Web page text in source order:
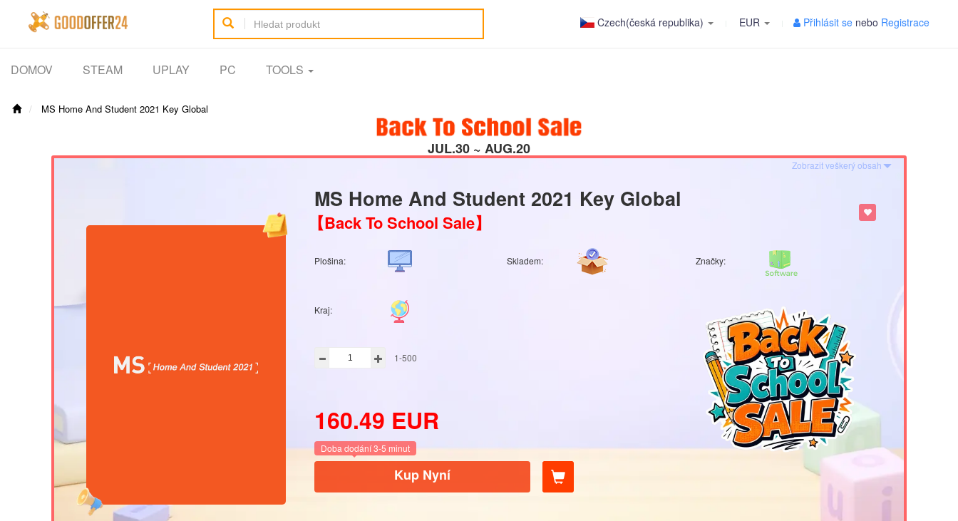
Czech(česká republika) EUR Přihlásit se nebo Registrace
DOMOV STEAM UPLAY PC TOOLS
MS Home And Student 2021 Key Global
JUL.30 ~ AUG.20
Zobrazit veškerý obsah
MS Home And Student 2021 Key Global
【Back To School Sale】
Plošina: Skladem: Značky:
Kraj:
1-500
160.49 EUR
Doba dodání 3-5 minut
Kup Nyní